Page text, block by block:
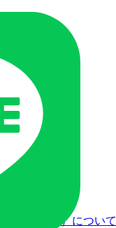
覧
基礎知識
坂（新大阪）について